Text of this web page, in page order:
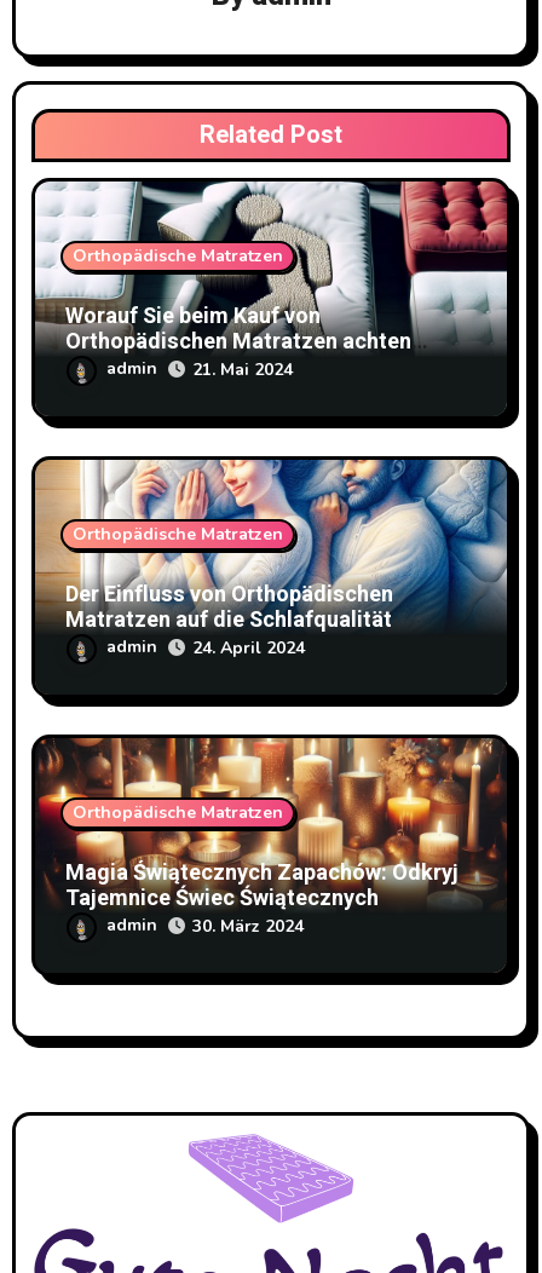
Related Post
Orthopädische Matratzen
Worauf Sie beim Kauf von
Orthopädischen Matratzen achten
sollten
admin 21. Mai 2024
Orthopädische Matratzen
Der Einfluss von Orthopädischen
Matratzen auf die Schlafqualität
admin 24. April 2024
Orthopädische Matratzen
Magia Świątecznych Zapachów: Odkryj
Tajemnice Świec Świątecznych
admin 30. März 2024